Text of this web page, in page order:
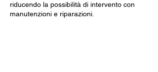
riducendo la possibilità di intervento con
manutenzioni e riparazioni.